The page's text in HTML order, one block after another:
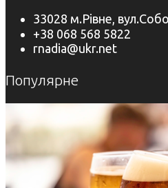
33028 м.Рівне,
+38 068 568 5822
rnadia@ukr.net
Популярне